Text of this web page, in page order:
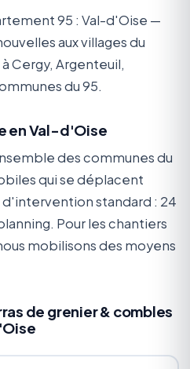
95 : Val-d'Oise —
aux villages du
Cergy, Argenteuil,
du 95.
en Val-d'Oise
des communes du
qui se déplacent
standard : 24
Pour les chantiers
mobilisons des moyens
de grenier & combles